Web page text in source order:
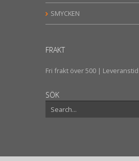
SMYCKEN
FRAKT
Fri frakt över 500 |
SÖK